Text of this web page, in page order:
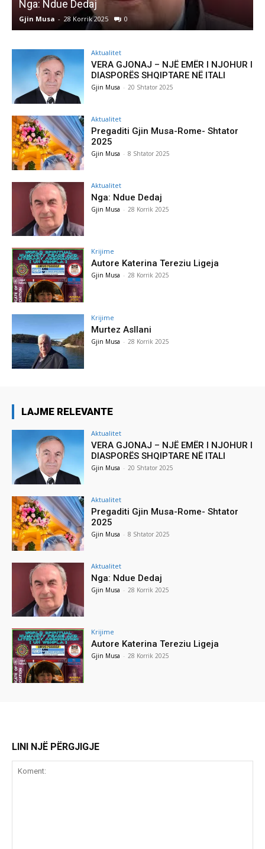
Nga: Ndue Dedaj
Gjin Musa - 28 Korrik 2025 0
Aktualitet
VERA GJONAJ – NJË EMËR I NJOHUR I
DIASPORËS SHQIPTARE NË ITALI
Gjin Musa - 20 Shtator 2025
Aktualitet
Pregaditi Gjin Musa-Rome- Shtator
2025
Gjin Musa - 8 Shtator 2025
Aktualitet
Nga: Ndue Dedaj
Gjin Musa - 28 Korrik 2025
Krijime
Autore Katerina Tereziu Ligeja
Gjin Musa - 28 Korrik 2025
Krijime
Murtez Asllani
Gjin Musa - 28 Korrik 2025
LAJME RELEVANTE
Aktualitet
VERA GJONAJ – NJË EMËR I NJOHUR I
DIASPORËS SHQIPTARE NË ITALI
Gjin Musa - 20 Shtator 2025
Aktualitet
Pregaditi Gjin Musa-Rome- Shtator
2025
Gjin Musa - 8 Shtator 2025
Aktualitet
Nga: Ndue Dedaj
Gjin Musa - 28 Korrik 2025
Krijime
Autore Katerina Tereziu Ligeja
Gjin Musa - 28 Korrik 2025
LINI NJË PËRGJIGJE